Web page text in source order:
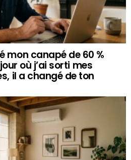
mon canapé de 60 %
où j’ai sorti mes
il a changé de ton